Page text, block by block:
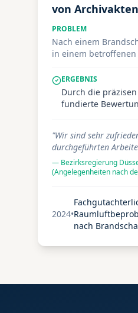
von
PROBLEM
Nach einem
in einem
Unsicherheit
der Akten
Mitarbeitende im
eine fundierte
erforderlich.
ERGEBNIS
Durch die
fundierte
maßgeblich zur
Folgekosten bei.
sich mit der
termingerechten
vergleichbare
"Wir sind sehr
durchgeführten
Ansatz. Die gewählte
erwies sich als
— Bezirksregierung
(Angelegenheiten nach
2024•
nach